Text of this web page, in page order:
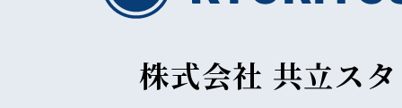
株式会社 共立ス